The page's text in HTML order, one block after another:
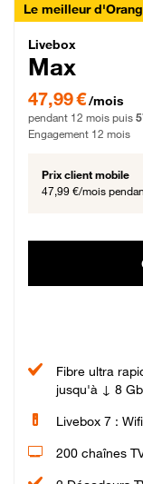
Le meilleur
Livebox
Livebox
Max
47,99 € par mois
47,99 €/mois
pendant 12 mois puis
Engagement 12 mois
Prix client mobile
47,99 €/mois
Fibre ultra
jusqu'à ↓ 8
Livebox 7 :
200 chaînes